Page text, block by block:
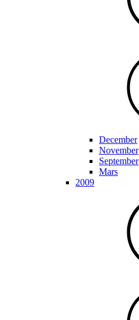
December
November
September
Mars
2009